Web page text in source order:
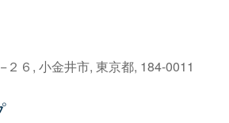
２６, 小金井市, 東京都, 184-0011